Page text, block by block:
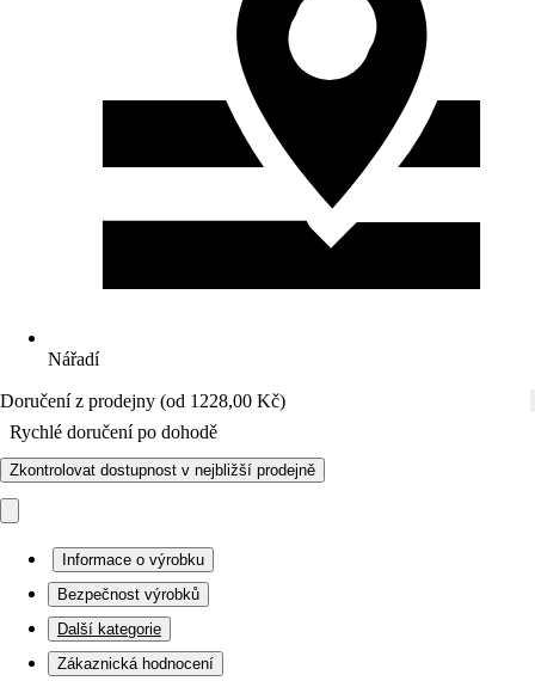
Nářadí
Doručení z prodejny (od 1228,00 Kč)
Rychlé doručení po dohodě
Zkontrolovat dostupnost v nejbližší prodejně
Informace o výrobku
Bezpečnost výrobků
Další kategorie
Zákaznická hodnocení